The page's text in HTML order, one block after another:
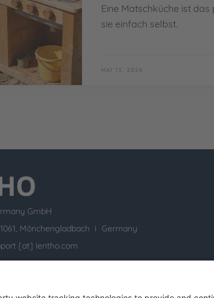
Eine Matschküche ist
sie einfach selbst.
MAI 13, 2026
GmbH
Mönchengladbach I Germany
[at] lentho.com